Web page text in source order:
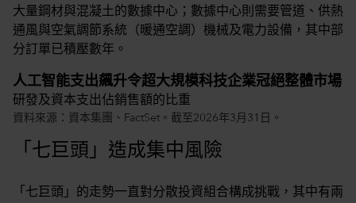
大量鋼材與混凝土的數據中心；數據中心則需要管道、供熱
通風與空氣調節系統（暖通空調）機械及電力設備，其中部
分訂單已積壓數年。
人工智能支出飆升令超大規模科技企業冠絕整體市場
研發及資本支出佔銷售額的比重
資料來源：資本集團、FactSet。截至2026年3月31日。
「七巨頭」造成集中風險
「七巨頭」的走勢一直對分散投資組合構成挑戰，其中有兩